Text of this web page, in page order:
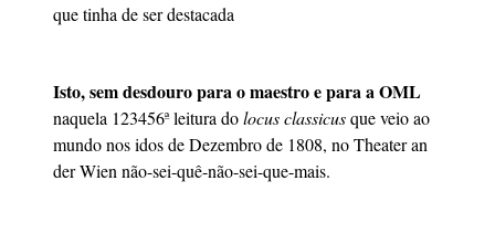
que tinha de ser destacada
Isto, sem desdouro para o maestro e para a OML
naquela 123456ª leitura dolocus classicusque veio ao
mundo nos idos de Dezembro de 1808, no Theater an
der Wien não-sei-quê-não-sei-que-mais.